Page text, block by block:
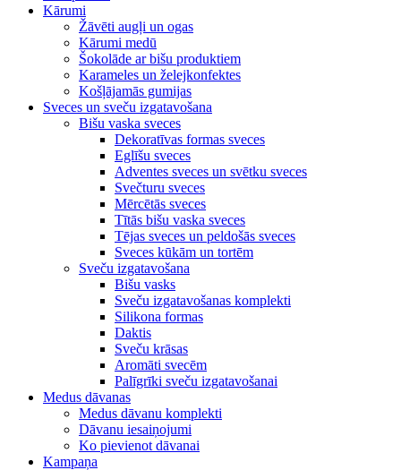
Kārumi
Žāvēti augļi un ogas
Kārumi medū
Šokolāde ar bišu produktiem
Karameles un želejkonfektes
Košļājamās gumijas
Sveces un sveču izgatavošana
Bišu vaska sveces
Dekoratīvas formas sveces
Eglīšu sveces
Adventes sveces un svētku sveces
Svečturu sveces
Mērcētās sveces
Tītās bišu vaska sveces
Tējas sveces un peldošās sveces
Sveces kūkām un tortēm
Sveču izgatavošana
Bišu vasks
Sveču izgatavošanas komplekti
Silikona formas
Daktis
Sveču krāsas
Aromāti svecēm
Palīgrīki sveču izgatavošanai
Medus dāvanas
Medus dāvanu komplekti
Dāvanu iesaiņojumi
Ko pievienot dāvanai
Kampaņa